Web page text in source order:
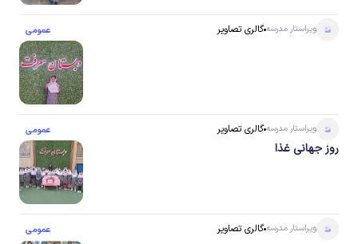
ویراستار مدرسهگالری تصاویر عمومی
ویراستار مدرسهگالری تصاویر عمومی
روز جهانی غذا
ویراستار مدرسهگالری تصاویر عمومی